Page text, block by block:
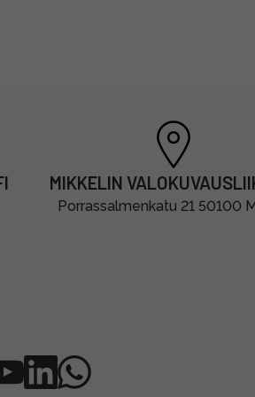
MIKKELIN
Porrassalmenkatu 21 50100